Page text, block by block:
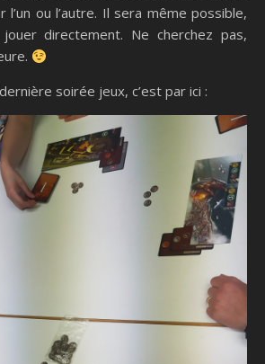
ou l’autre. Il sera même possible,
directement. Ne cherchez pas,
soirée jeux, c’est par ici :